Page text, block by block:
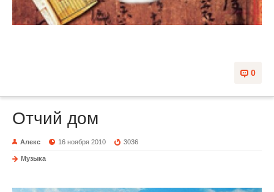
0
Отчий дом
Алекс 16 ноября 2010 3036
Музыка